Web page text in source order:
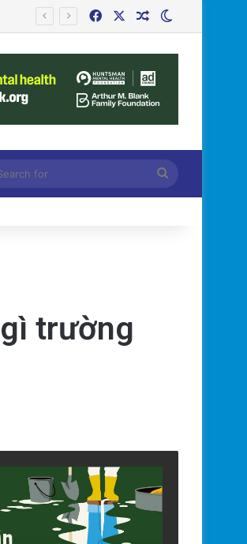
FacebookRandom Article
for
trường